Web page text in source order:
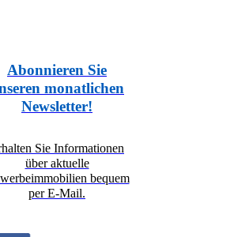
Abonnieren Sie
monatlichen
Newsletter!
Sie Informationen
über aktuelle
bequem
per E-Mail.